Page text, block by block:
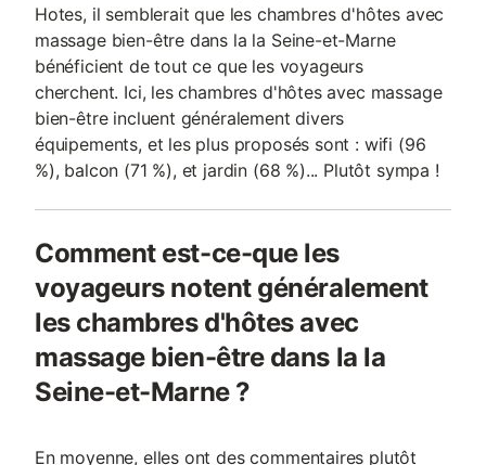
Hotes, il semblerait que les chambres d'hôtes avec
massage bien-être dans la la Seine-et-Marne
bénéficient de tout ce que les voyageurs
cherchent. Ici, les chambres d'hôtes avec massage
bien-être incluent généralement divers
équipements, et les plus proposés sont : wifi (96
%), balcon (71 %), et jardin (68 %)... Plutôt sympa !
Comment est-ce-que les
voyageurs notent généralement
les chambres d'hôtes avec
massage bien-être dans la la
Seine-et-Marne ?
En moyenne, elles ont des commentaires plutôt